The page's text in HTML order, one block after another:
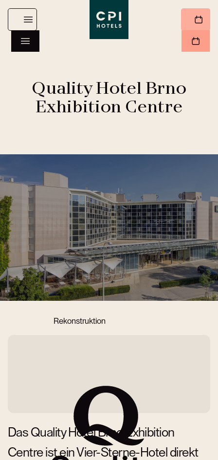
Quality Hotel Brno
Exhibition Centre
Rekonstruktion
Das Quality Hotel Brno Exhibition
Centre ist ein Vier-Sterne-Hotel direkt